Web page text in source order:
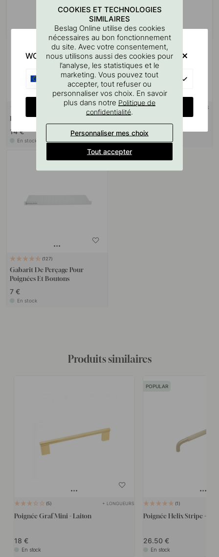
+ TAILLES
Bouton Helix - Laiton
14 €
En stock
18 + COULEURS
18 €
En stock
127
Gabarit De Perçage Pour
Poignées Et Boutons
7 €
En stock
Produits similaires
5 + LONGUEURS
Poignée Graf Mini - Laiton
18
En stock
POPULAR
1
Poignée Helix Stripe -
26.50
En stock
COOKIES ET TECHNOLOGIES
SIMILAIRES
Beslag Online utilise des cookies
nécessaires au bon fonctionnement
du site. Avec votre consentement,
nous utilisons aussi des cookies pour
l’analyse, les statistiques et le
marketing. Vous pouvez tout
accepter, tout refuser ou
personnaliser vos choix. En savoir
plus dans notre Politique de
confidentialité.
Personnaliser mes choix
Tout accepter
WOULD YOU RATHER VISIT?
CHANGE COUNTRY